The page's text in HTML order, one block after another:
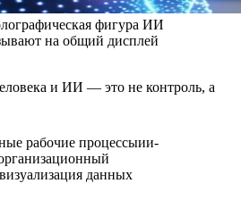
фигура ИИ
на общий дисплей
и ИИ — это не контроль, а
рабочие процессыии-
визуализация данных